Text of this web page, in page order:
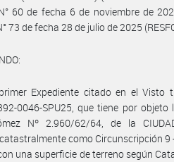
60 de fecha 6 de noviembre de
73 de fecha 28 de julio de 2025
Expediente citado en el Visto
0046-SPU25, que tiene por
Nº 2.960/62/64, de la
como Circunscripción 9
una superficie de terreno según